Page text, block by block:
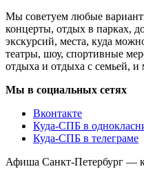
Мы советуем любые
концерты, отдых в парках,
экскурсий, места, куда
театры, шоу, спортивные
отдыха и отдыха с семьей, и
Мы в социальных сетях
Вконтакте
Куда-СПБ в
Куда-СПБ в телеграме
Афиша Санкт-Петербург —